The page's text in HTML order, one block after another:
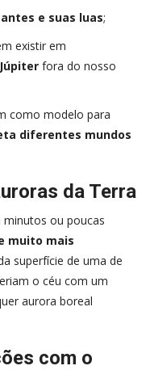
e suas luas;
existir em
fora do nosso
como modelo para
diferentes mundos
da Terra
minutos ou poucas
muito mais
superfície de uma de
o céu com um
aurora boreal
com o